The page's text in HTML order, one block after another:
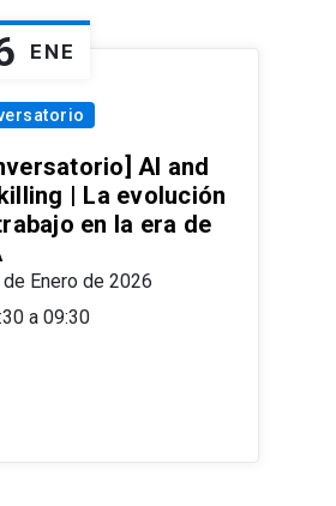
ENE
AI and
| La evolución
en la era de
de Enero de 2026
a 09:30